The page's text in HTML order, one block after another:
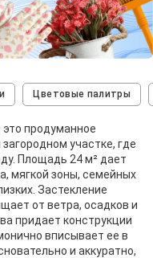
Цветовые палитры
продуманное
участке, где
Площадь 24 м² дает
мягкой зоны, семейных
Застекление
от ветра, осадков и
придает конструкции
вписывает ее в
и аккуратно,